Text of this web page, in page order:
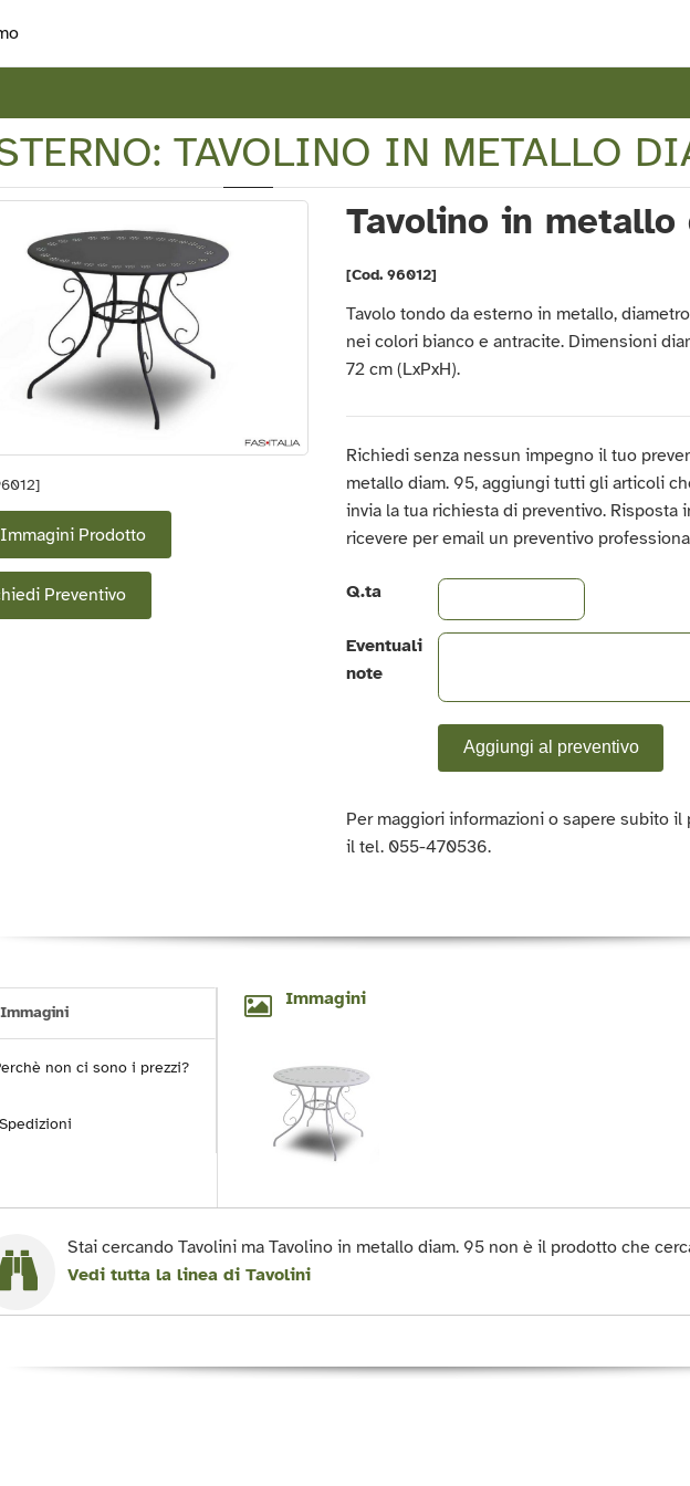
TAVOLINO IN METALLO
Prodotto
Preventivo
Tavolino in metallo
[Cod. 96012]
Tavolo tondo da esterno in metallo,
nei colori bianco e antracite. Dimensioni
72 cm (LxPxH).
Richiedi senza nessun impegno il tuo
metallo diam. 95, aggiungi tutti gli articoli
invia la tua richiesta di preventivo. Risposta
ricevere per email un preventivo
Q.ta
Eventuali
note
Aggiungi al preventivo
Per maggiori informazioni o sapere subito il
il tel. 055-470536.
non ci sono i prezzi?
Immagini
Stai cercando Tavolini ma Tavolino in metallo diam. 95 non è il prodotto che
Vedi tutta la linea di Tavolini